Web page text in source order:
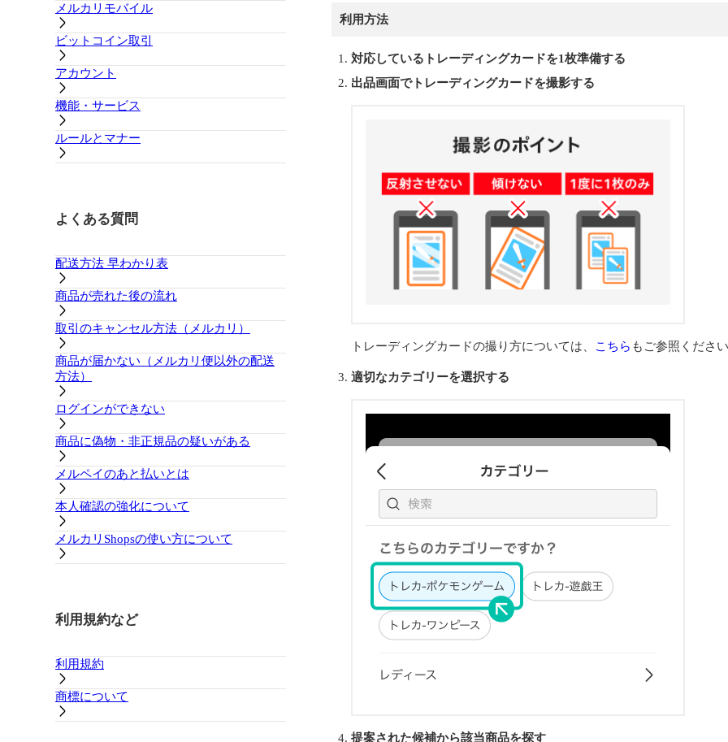
メルカリモバイル
ビットコイン取引
アカウント
機能・サービス
ルールとマナー
よくある質問
配送方法 早わかり表
商品が売れた後の流れ
取引のキャンセル方法（メルカリ）
商品が届かない（メルカリ便以外の配送
方法）
ログインができない
商品に偽物・非正規品の疑いがある
メルペイのあと払いとは
本人確認の強化について
メルカリShopsの使い方について
利用規約など
利用規約
商標について
利用方法
対応しているトレーディングカードを1枚準備する
出品画面でトレーディングカードを撮影する
トレーディングカードの撮り方については、 こちら もご参照くださ
適切なカテゴリーを選択する
提案された候補から該当商品を探す